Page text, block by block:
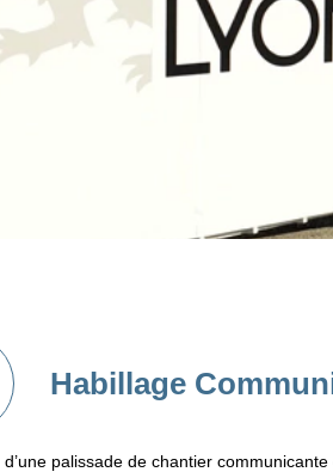
Habillage
d’une palissade de chantier